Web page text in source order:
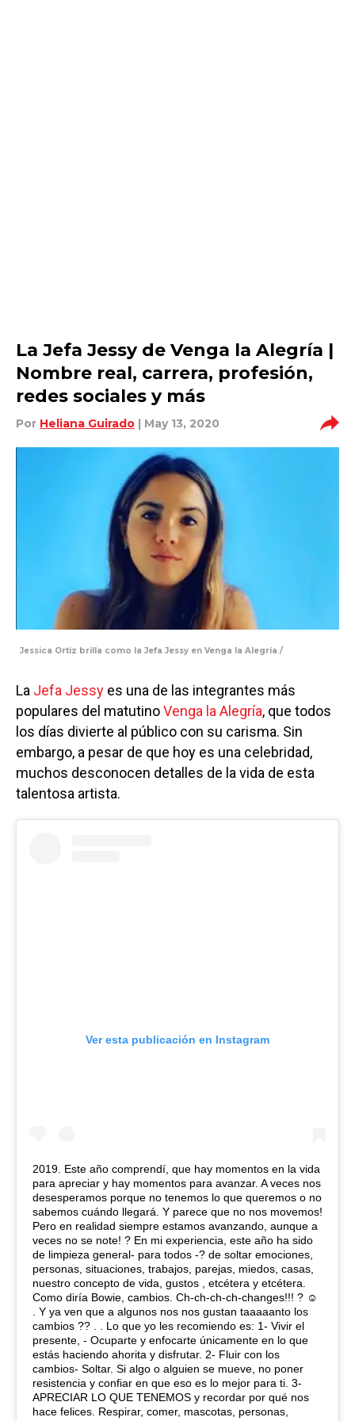
La Jefa Jessy de Venga la Alegría |
Nombre real, carrera, profesión,
redes sociales y más
Por Heliana Guirado | May 13, 2020
Jessica Ortiz brilla como la Jefa Jessy en Venga la Alegría /
La Jefa Jessy es una de las integrantes más
populares del matutinoVenga la Alegría, que todos
los días divierte al público con su carisma. Sin
embargo, a pesar de que hoy es una celebridad,
muchos desconocen detalles de la vida de esta
talentosa artista.
Ver esta publicación en Instagram
2019. Este año comprendí, que hay momentos en la vida
para apreciar y hay momentos para avanzar. A veces nos
desesperamos porque no tenemos lo que queremos o no
sabemos cuándo llegará. Y parece que no nos movemos!
Pero en realidad siempre estamos avanzando, aunque a
veces no se note! ? En mi experiencia, este año ha sido
de limpieza general- para todos -? de soltar emociones,
personas, situaciones, trabajos, parejas, miedos, casas,
nuestro concepto de vida, gustos , etcétera y etcétera.
Como diría Bowie, cambios. Ch-ch-ch-ch-changes!!! ? ☺️
. Y ya ven que a algunos nos nos gustan taaaaanto los
cambios ?? . . Lo que yo les recomiendo es: 1- Vivir el
presente, - Ocuparte y enfocarte únicamente en lo que
estás haciendo ahorita y disfrutar. 2- Fluir con los
cambios- Soltar. Si algo o alguien se mueve, no poner
resistencia y confiar en que eso es lo mejor para ti. 3-
APRECIAR LO QUE TENEMOS y recordar por qué nos
hace felices. Respirar, comer, mascotas, personas,